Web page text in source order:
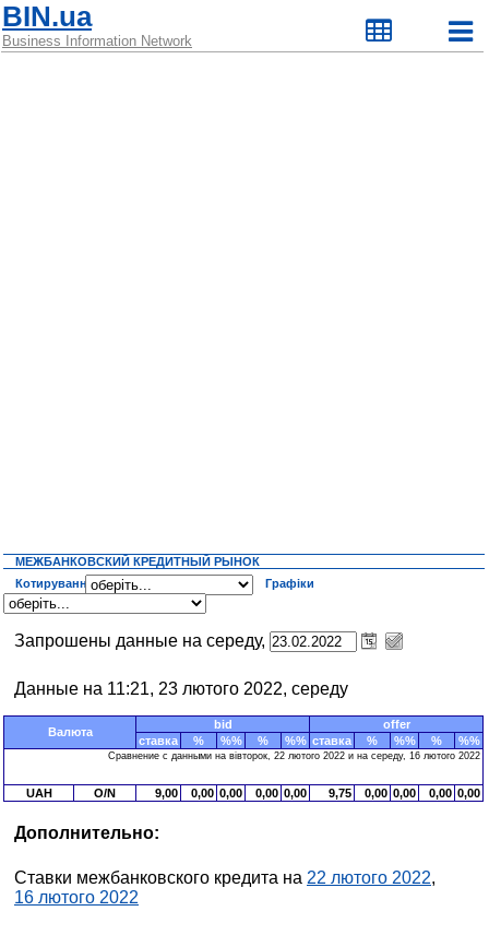
BIN.ua
Business Information Network
МЕЖБАНКОВСКИЙ КРЕДИТНЫЙ РЫНОК
Котирування
Графіки
Запрошены данные на середу,
Данные на 11:21, 23 лютого 2022, середу
Валюта
bid
offer
ставка
% %% % %% ставка % %% % %%
Сравнение с данными на вівторок, 22 лютого 2022 и на середу, 16 лютого 2022
UAH O/N 9,00 0,00 0,00 0,00 0,00 9,75 0,00 0,00 0,00 0,00
Дополнительно:
Ставки межбанковского кредита на 22 лютого 2022,
16 лютого 2022